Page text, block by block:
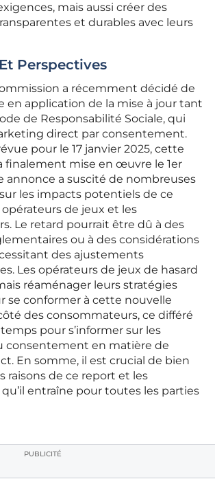
mais aussi créer des
et durables avec leurs
Perspectives
a récemment décidé de
en application de la mise à jour tant
de Responsabilité Sociale, qui
direct par consentement.
pour le 17 janvier 2025, cette
finalement mise en œuvre le 1er
annonce a suscité de nombreuses
les impacts potentiels de ce
de jeux et les
Le retard pourrait être dû à des
ou à des considérations
des ajustements
Les opérateurs de jeux de hasard
réaménager leurs stratégies
se conformer à cette nouvelle
des consommateurs, ce différé
pour s’informer sur les
consentement en matière de
En somme, il est crucial de bien
raisons de ce report et les
entraîne pour toutes les parties
PUBLICITÉ